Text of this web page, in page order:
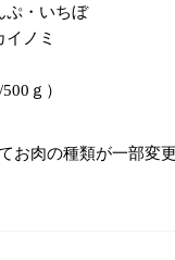
ぷ・いちぼ
イノミ
ｇ）
お肉の種類が一部変